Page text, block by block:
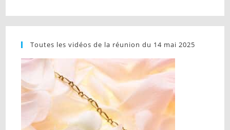
Toutes les vidéos de la réunion du 14 mai 2025